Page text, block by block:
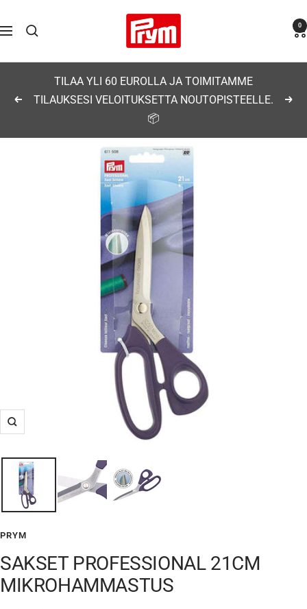
sisältöön
Navigaatio
Prym 0
Edellinen
TILAA YLI 60 EUROLLA JA TOIMITAMME
TILAUKSESI VELOITUKSETTA NOUTOPISTEELLE.
📦
Suurenna
PRYM
SAKSET PROFESSIONAL 21CM
MIKROHAMMASTUS